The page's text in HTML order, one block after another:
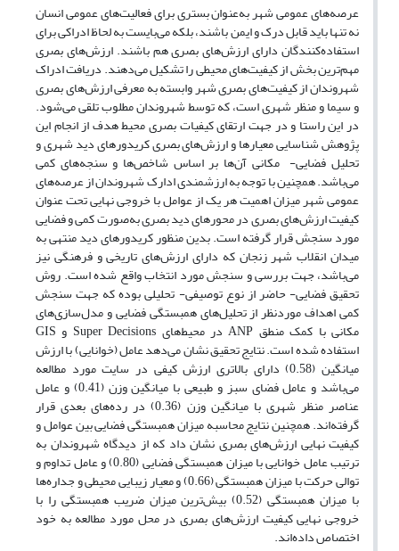
عرصه‌های عمومی شهر به‌عنوان بستری برای فعالیت‌های عمومی انسان
نه تنها باید قابل درک و ایمن باشند، بلکه می‌بایست به لحاظ ادراکی برای
استفاده‌کنندگان دارای ارزش‌های بصری هم باشند. ارزش‌های بصری
مهم‌ترین بخش از کیفیت‌های محیطی را تشکیل می‌دهند. دریافت ادراک
شهروندان از کیفیت‌های بصری شهر وابسته به معرفی ارزش‌های بصری
و سیما و منظر شهری است، که توسط شهروندان مطلوب تلقی می‌شود.
در این راستا و در جهت ارتقای کیفیات بصری محیط هدف از انجام این
پژوهش شناسایی معیارها و ارزش‌های بصری کریدورهای دید شهری و
تحلیل فضایی- مکانی آن‌ها بر اساس شاخص‌ها و سنجه‌های کمی
می‌باشد. همچنین با توجه به ارزشمندی ادارک شهروندان از عرصه‌های
عمومی شهر میزان اهمیت هر یک از عوامل با خروجی نهایی تحت عنوان
کیفیت ارزش‌های بصری در محورهای دید بصری به‌صورت کمی و فضایی
مورد سنجش قرار گرفته است. بدین منظور کریدورهای دید منتهی به
میدان انقلاب شهر زنجان که دارای ارزش‌های تاریخی و فرهنگی نیز
می‌باشد، جهت بررسی و سنجش مورد انتخاب واقع شده است. روش
تحقیق فضایی- حاضر از نوع توصیفی- تحلیلی بوده که جهت سنجش
کمی اهداف موردنظر از تحلیل‌های همبستگی فضایی و مدل‌ساز‌ی‌های
مکانی با کمک منطق ANP در محیط‌های Super Decisions و GIS
استفاده شده است. نتایج تحقیق نشان می‌دهد عامل (خوانایی) با ارزش
میانگین (0.58) دارای بالاتری ارزش کیفی در سایت مورد مطالعه
می‌باشد و عامل فضای سبز و طبیعی با میانگین وزن (0.41) و عامل
عناصر منظر شهری با میانگین وزن (0.36) در رده‌های بعدی قرار
گرفته‌اند. همچنین نتایج محاسبه میزان همبستگی فضایی بین عوامل و
کیفیت نهایی ارزش‌های بصری نشان داد که از دیدگاه شهروندان به
ترتیب عامل خوانایی با میزان همبستگی فضایی (0.80) و عامل تداوم و
توالی حرکت با میزان همبستگی (0.66) و معیار زیبایی محیطی و جداره‌ها
با میزان همبستگی (0.52) بیش‌ترین میزان ضریب همبستگی را با
خروجی نهایی کیفیت ارزش‌های بصری در محل مورد مطالعه به خود
اختصاص داده‌اند.